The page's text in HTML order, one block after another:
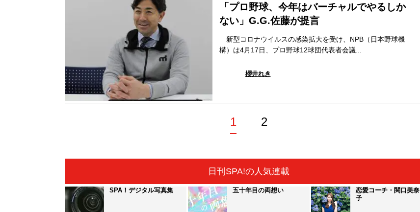
「プロ野球、今年はバーチャルでやるしか
ない」G.G.佐藤が提言
新型コロナウイルスの感染拡大を受け、NPB（日本野球機
構）は4月17日、プロ野球12球団代表者会議...
櫻井れき
1 2
日刊SPA!の人気連載
SPA！デジタル写真集 五十年目の両想い
恋愛コーチ・関口美奈
子